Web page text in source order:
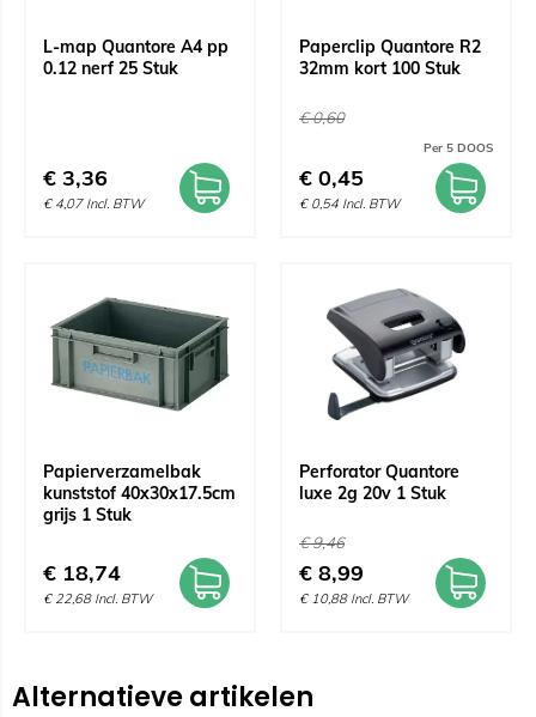
L-map Quantore A4 pp
0.12 nerf 25 Stuk
€ 3,36
€ 4,07 Incl. BTW
Paperclip Quantore R2
32mm kort 100 Stuk
€0,60
Per 5 DOOS
€ 0,45
€ 0,54 Incl. BTW
Papierverzamelbak
kunststof 40x30x17.5cm
grijs 1 Stuk
€ 18,74
€ 22,68 Incl. BTW
Perforator Quantore
luxe 2g 20v 1 Stuk
€9,46
€ 8,99
€ 10,88 Incl. BTW
Alternatieve artikelen